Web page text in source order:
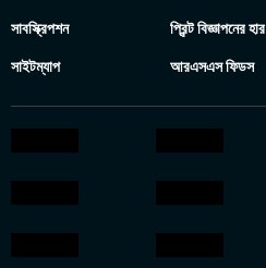
সাবস্ক্রিপশন প্রিন্ট বিজ্ঞাপনের হার
সাইটম্যাপ আরএসএস ফিডস